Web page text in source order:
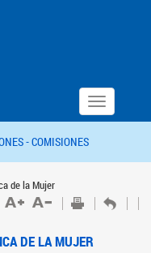
Toggle
navigation
-COMISIONES
de la Mujer
DE LA MUJER